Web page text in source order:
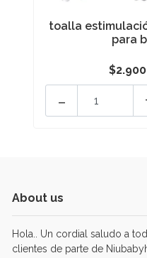
toalla
para
-
About us
Hola.. Un cordial saludo a
clientes de parte de